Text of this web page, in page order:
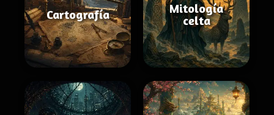
Cartografía
Mitología
celta